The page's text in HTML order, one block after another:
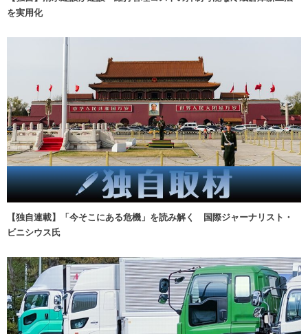
を実用化
【独自連載】「今そこにある危機」を読み解く 国際ジャーナリスト・
ビニシウス氏